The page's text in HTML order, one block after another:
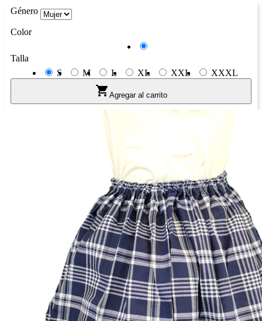
Género
Color
Talla
S
M L XL XXL XXXL
 Agregar al carrito